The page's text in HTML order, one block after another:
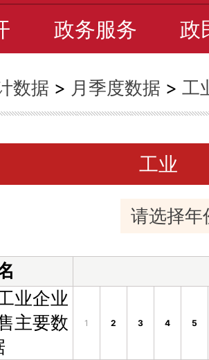
政务服务 政
数据 > 月季度数据 > 工
工业
业企业
主要数
1 2 3 4 5